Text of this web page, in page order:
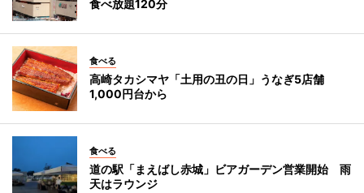
食べ放題120分
食べる
高崎タカシマヤ「土用の丑の日」うなぎ5店舗
1,000円台から
食べる
道の駅「まえばし赤城」ビアガーデン営業開始 雨
天はラウンジ